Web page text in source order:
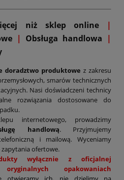
niż sklep online
|
| Obsługa handlowa |
doradztwo produktowe z zakresu
smarów technicznych
Nasi doświadczeni technicy
rozwiązania dostosowane do
internetowego, prowadzimy
handlową. Przyjmujemy
i mailową. Wyceniamy
ofertowe.
wyłącznie z oficjalnej
opakowaniach